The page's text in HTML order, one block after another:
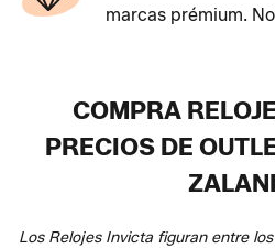
marcas prémium.
COMPRA
PRECIOS DE
Los Relojes Invicta figuran entre